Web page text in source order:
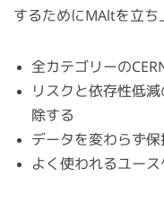
するためにMAltを立ち
全カテゴリーの
リスクと依存性低
除する
データを変わらず保
よく使われるユー